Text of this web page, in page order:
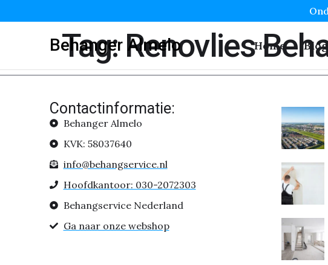
Behanger Almelo Home Blog
Tag:Renovlies
Contactinformatie:
Behanger Almelo
KVK: 58037640
info@behangservice.nl
Hoofdkantoor: 030-2072303
Behangservice Nederland
Ga naar onze webshop